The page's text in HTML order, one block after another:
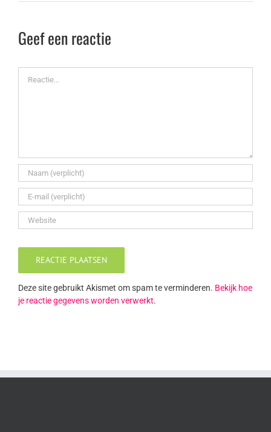
Geef een reactie
Deze site gebruikt Akismet om spam te verminderen. Bekijk hoe
je reactie gegevens worden verwerkt.